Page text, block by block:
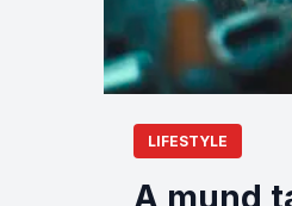
LIFESTYLE
​A mund